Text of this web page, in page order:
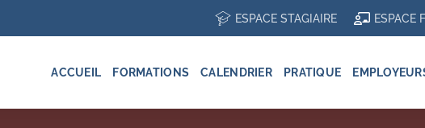
ESPACE STAGIAIRE ESPACE
ACCUEIL FORMATIONS CALENDRIER PRATIQUE